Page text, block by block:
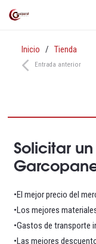
Inicio / Tienda
Entrada anterior
Solicitar
•El mejor precio del
•Los mejores
•Gastos de transporte
•Las mejores